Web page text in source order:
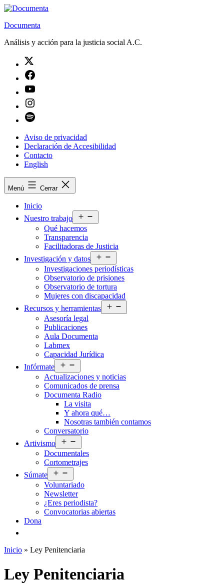
Saltar
contenido
Documenta
Análisis y acción para la justicia social A.C.
Aviso de privacidad
Declaración de Accesibilidad
Contacto
English
Menú Cerrar
Inicio
Nuestro trabajo
el
Qué hacemos
Transparencia
Facilitadoras de Justicia
Investigación y datos
el
menú
Investigaciones periodísticas
Observatorio de prisiones
Observatorio de tortura
Mujeres con discapacidad
Recursos y herramientas
el
Asesoría legal
Publicaciones
Aula Documenta
Labmex
Capacidad Jurídica
Infórmate
el
menú
Actualizaciones y noticias
Comunicados de prensa
Documenta Radio
La visita
Y ahora qué…
Nosotras también contamos
Conversatorio
Artivismo
el
menú
Documentales
Cortometrajes
Súmate
el
menú
Voluntariado
Newsletter
¿Eres periodista?
Convocatorias abiertas
Dona
Inicio » Ley Penitenciaria
Ley Penitenciaria